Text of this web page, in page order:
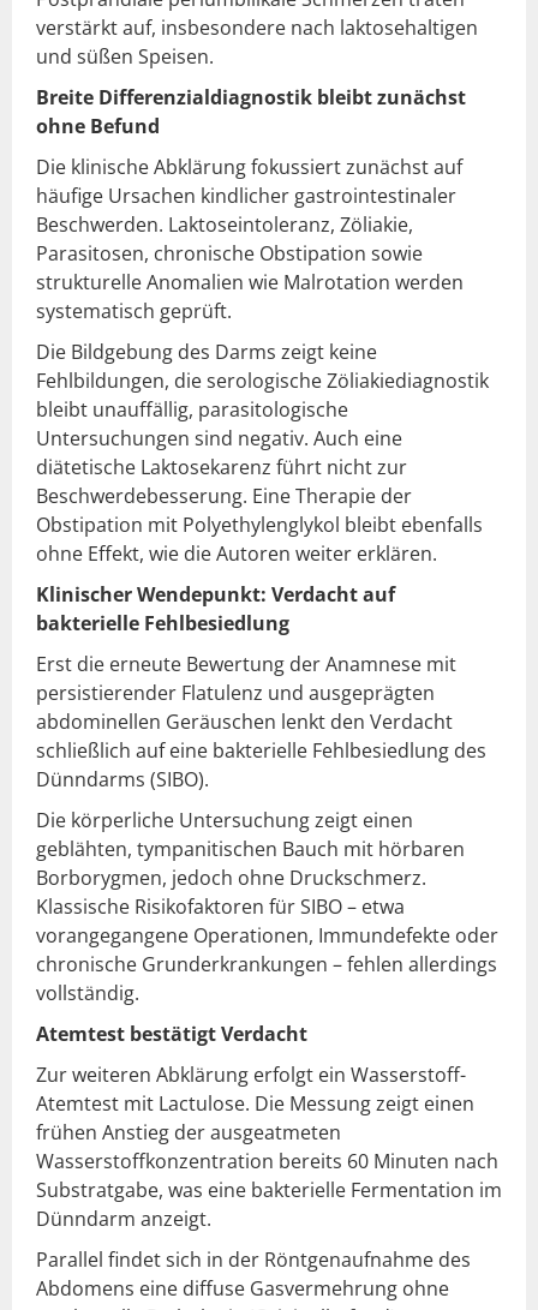
verstärkt auf, insbesondere nach laktosehaltigen
und süßen Speisen.
Breite Differenzialdiagnostik bleibt zunächst
ohne Befund
Die klinische Abklärung fokussiert zunächst auf
häufige Ursachen kindlicher gastrointestinaler
Beschwerden. Laktoseintoleranz, Zöliakie,
Parasitosen, chronische Obstipation sowie
strukturelle Anomalien wie Malrotation werden
systematisch geprüft.
Die Bildgebung des Darms zeigt keine
Fehlbildungen, die serologische Zöliakiediagnostik
bleibt unauffällig, parasitologische
Untersuchungen sind negativ. Auch eine
diätetische Laktosekarenz führt nicht zur
Beschwerdebesserung. Eine Therapie der
Obstipation mit Polyethylenglykol bleibt ebenfalls
ohne Effekt, wie die Autoren weiter erklären.
Klinischer Wendepunkt: Verdacht auf
bakterielle Fehlbesiedlung
Erst die erneute Bewertung der Anamnese mit
persistierender Flatulenz und ausgeprägten
abdominellen Geräuschen lenkt den Verdacht
schließlich auf eine bakterielle Fehlbesiedlung des
Dünndarms (SIBO).
Die körperliche Untersuchung zeigt einen
geblähten, tympanitischen Bauch mit hörbaren
Borborygmen, jedoch ohne Druckschmerz.
Klassische Risikofaktoren für SIBO – etwa
vorangegangene Operationen, Immundefekte oder
chronische Grunderkrankungen – fehlen allerdings
vollständig.
Atemtest bestätigt Verdacht
Zur weiteren Abklärung erfolgt ein Wasserstoff-
Atemtest mit Lactulose. Die Messung zeigt einen
frühen Anstieg der ausgeatmeten
Wasserstoffkonzentration bereits 60 Minuten nach
Substratgabe, was eine bakterielle Fermentation im
Dünndarm anzeigt.
Parallel findet sich in der Röntgenaufnahme des
Abdomens eine diffuse Gasvermehrung ohne